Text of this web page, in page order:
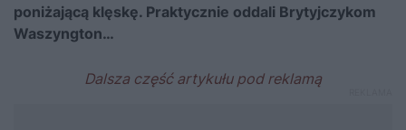
poniżającą klęskę. Praktycznie oddali Brytyjczykom
Waszyngton…